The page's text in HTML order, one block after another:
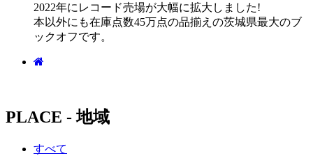
2022年にレコード売場が大幅に拡大しました!
本以外にも在庫点数45万点の品揃えの茨城県最大のブ
ックオフです。
PLACE - 地域
すべて